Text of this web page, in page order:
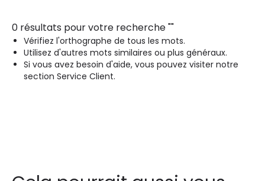
0 résultats pour votre recherche""
Vérifiez l'orthographe de tous les mots.
Utilisez d'autres mots similaires ou plus généraux.
Si vous avez besoin d'aide, vous pouvez visiter notre
section Service Client.
better browsing experience, as well as to know which areas of the
site have been visited and to continue to improve it. Your personal
data/cookies may be used for ad personalisation. The cookies
used are: Technical, Performance, Functionality and Targeted.
You can accept, reject or configure them to suit your needs. By
giving your consent, Google will use your personal data as